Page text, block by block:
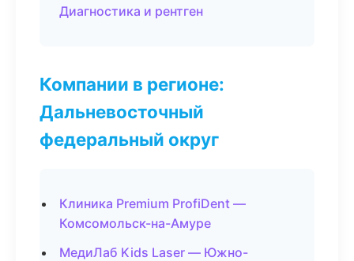
Диагностика и рентген
Компании в регионе:
Дальневосточный
федеральный округ
Клиника Premium ProfiDent —
Комсомольск-на-Амуре
МедиЛаб Kids Laser — Южно-